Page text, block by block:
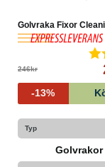
Golvraka Fixor
246kr
-13%
Typ
Golvrakor